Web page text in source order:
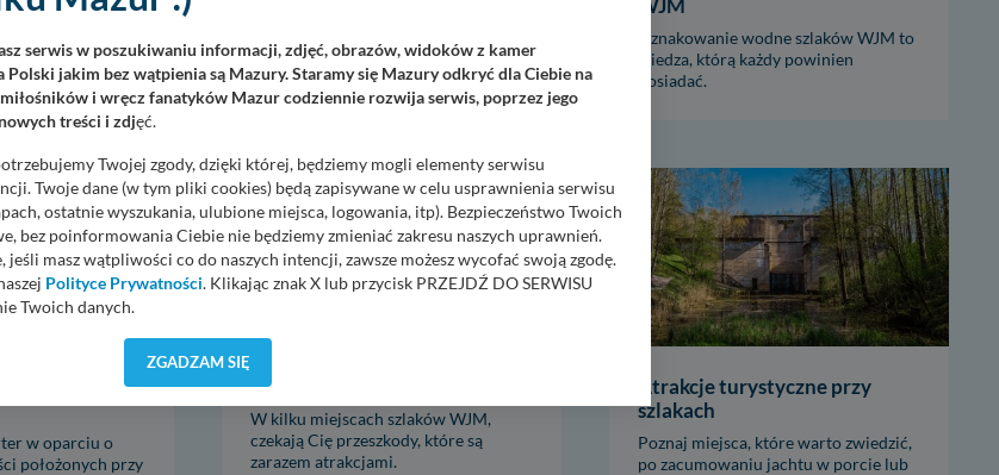
Mazurskich.
nami trasę czarterów po portach z
imprezami.
WJM
Oznakowanie wodne szlaków WJM to
wiedza, którą każdy powinien
posiadać.
w oparciu o
położonych przy
Godziny otwarcia śluz i mostu
W kilku miejscach szlaków WJM,
czekają Cię przeszkody, które są
zarazem atrakcjami.
Atrakcje turystyczne przy
szlakach
Poznaj miejsca, które warto zwiedzić,
po zacumowaniu jachtu w porcie lub
serwis w poszukiwaniu informacji, zdjęć, obrazów, widoków z kamer
Polski jakim bez wątpienia są Mazury. Staramy się Mazury odkryć dla Ciebie na
i wręcz fanatyków Mazur codziennie rozwija serwis, poprzez jego
treści i zdjęć.
Twojej zgody, dzięki której, będziemy mogli elementy serwisu
Twoje dane (w tym pliki cookies) będą zapisywane w celu usprawnienia serwisu
ostatnie wyszukania, ulubione miejsca, logowania, itp). Bezpieczeństwo Twoich
bez poinformowania Ciebie nie będziemy zmieniać zakresu naszych uprawnień.
jeśli masz wątpliwości co do naszych intencji, zawsze możesz wycofać swoją zgodę.
Polityce Prywatności. Klikając znak X lub przycisk PRZEJDŹ DO SERWISU
Twoich danych.
Twoich danych jest elementem usługi (przekazanie danych z formularza
w
jest: Agencja Reklamowa Kreacja Monika Borkowska, z siedzibą ul. Wiejska 17,
ZGADZAM SIĘ